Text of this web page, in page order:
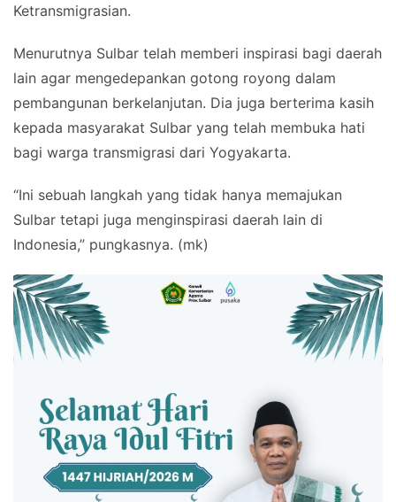
Ketransmigrasian.
Menurutnya Sulbar telah memberi inspirasi bagi daerah
lain agar mengedepankan gotong royong dalam
pembangunan berkelanjutan. Dia juga berterima kasih
kepada masyarakat Sulbar yang telah membuka hati
bagi warga transmigrasi dari Yogyakarta.
“Ini sebuah langkah yang tidak hanya memajukan
Sulbar tetapi juga menginspirasi daerah lain di
Indonesia,” pungkasnya. (mk)